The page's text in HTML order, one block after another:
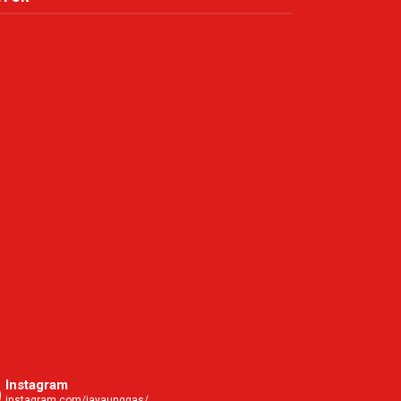
Instagram